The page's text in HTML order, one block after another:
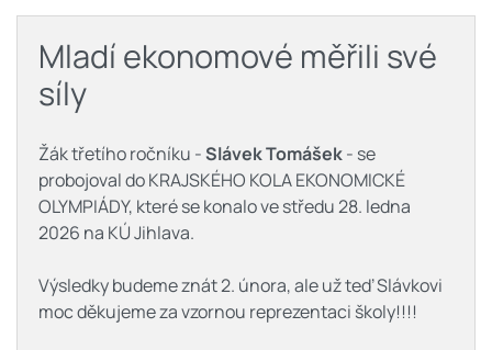
Mladí ekonomové měřili své
síly
Žák třetího ročníku -Slávek Tomášek- se
probojoval do KRAJSKÉHO KOLA EKONOMICKÉ
OLYMPIÁDY, které se konalo ve středu 28. ledna
2026 na KÚ Jihlava.
Výsledky budeme znát 2. února, ale už teď Slávkovi
moc děkujeme za vzornou reprezentaci školy!!!!